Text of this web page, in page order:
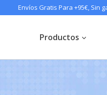
Envíos Gratis Para +95€, Sin
Productos